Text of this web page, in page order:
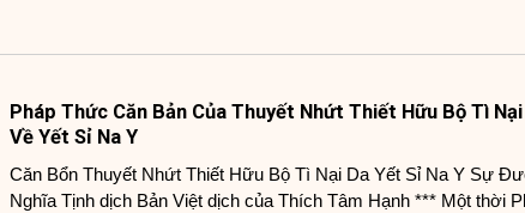
Pháp Thức Căn Bản Của Thuyết Nhứt Thiết Hữu Bộ Tì Nại
Về Yết Sỉ Na Y
Căn Bổn Thuyết Nhứt Thiết Hữu Bộ Tì Nại Da Yết Sỉ Na Y Sự
Nghĩa Tịnh dịch Bản Việt dịch của Thích Tâm Hạnh *** Một thời